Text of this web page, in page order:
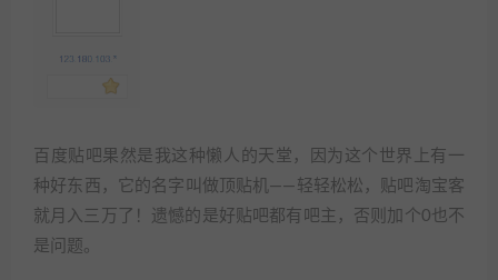
百度贴吧果然是我这种懒人的天堂，因为这个世界上有一
种好东西，它的名字叫做顶贴机——轻轻松松，贴吧淘宝客
就月入三万了！遗憾的是好贴吧都有吧主，否则加个0也不
是问题。